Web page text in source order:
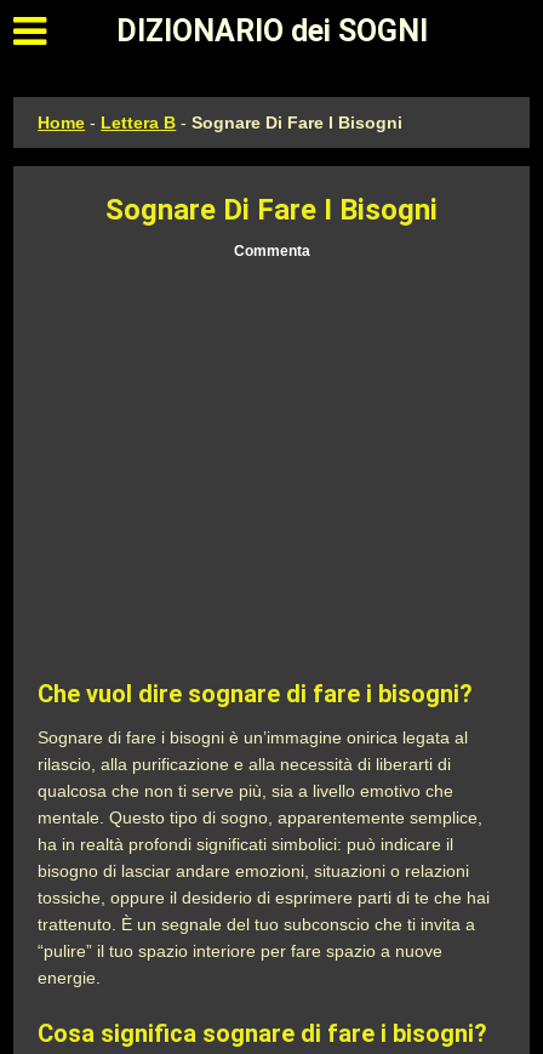
Apri il menu principale
DIZIONARIO dei SOGNI
Home - Lettera B -Sognare Di Fare I Bisogni
Sognare Di Fare I Bisogni
Commenta
Che vuol dire sognare di fare i bisogni?
Sognare di fare i bisogni è un’immagine onirica legata al
rilascio, alla purificazione e alla necessità di liberarti di
qualcosa che non ti serve più, sia a livello emotivo che
mentale. Questo tipo di sogno, apparentemente semplice,
ha in realtà profondi significati simbolici: può indicare il
bisogno di lasciar andare emozioni, situazioni o relazioni
tossiche, oppure il desiderio di esprimere parti di te che hai
trattenuto. È un segnale del tuo subconscio che ti invita a
“pulire” il tuo spazio interiore per fare spazio a nuove
energie.
Cosa significa sognare di fare i bisogni?